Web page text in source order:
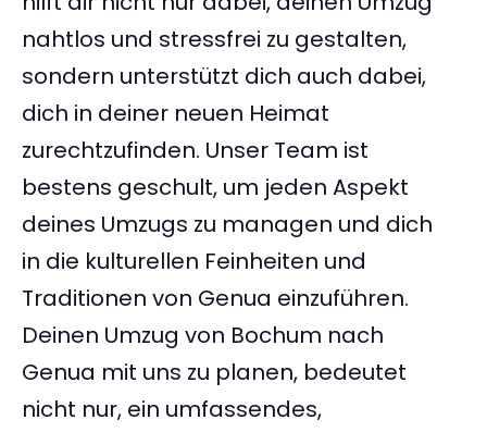
nahtlos und stressfrei zu gestalten,
sondern unterstützt dich auch dabei,
dich in deiner neuen Heimat
zurechtzufinden. Unser Team ist
bestens geschult, um jeden Aspekt
deines Umzugs zu managen und dich
in die kulturellen Feinheiten und
Traditionen von Genua einzuführen.
Deinen Umzug von Bochum nach
Genua mit uns zu planen, bedeutet
nicht nur, ein umfassendes,